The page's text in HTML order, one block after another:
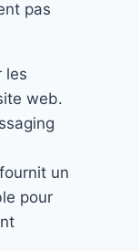
pas
les
web.
un
pour